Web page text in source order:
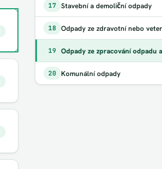
17 Stavební a demoliční odpady
18
19
20 Komunální odpady